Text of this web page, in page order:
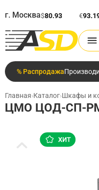
г. Москва$80.93 €
% Распродажа
Главная›Каталог›Шкафы и
ЦМО ЦОД-СП-